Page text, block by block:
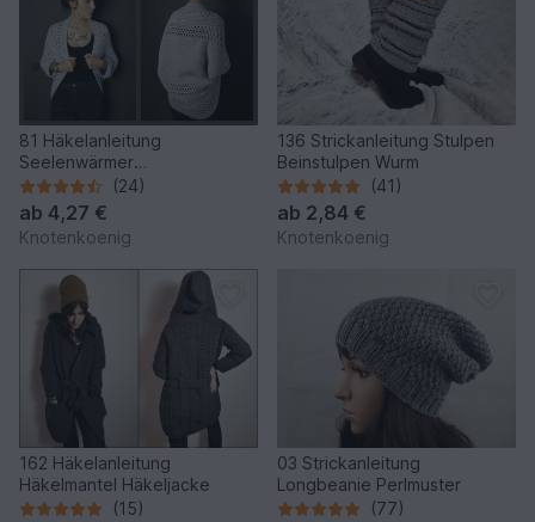
81 Häkelanleitung
Seelenwärmer
Sommernachtstraum Anna
(24)
ab 4,27 €
Knotenkoenig
136 Strickanleitung Stulpen
Beinstulpen Wurm
(41)
ab 2,84 €
Knotenkoenig
162 Häkelanleitung
Häkelmantel Häkeljacke
(15)
03 Strickanleitung
Longbeanie Perlmuster
(77)